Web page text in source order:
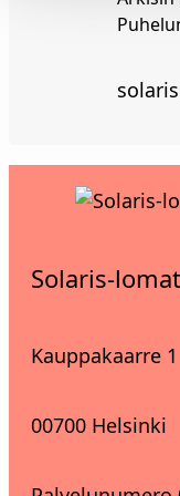
Solaris-
Kauppakaarre 1
00700 Helsinki